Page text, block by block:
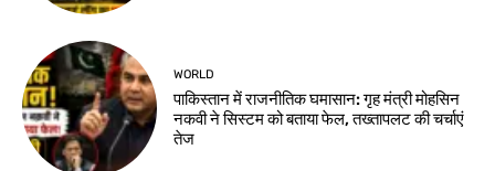
WORLD
पाकिस्तान में राजनीतिक घमासान: गृह मंत्री मोहसिन
नकवी ने सिस्टम को बताया फेल, तख्तापलट की चर्चाएं
तेज